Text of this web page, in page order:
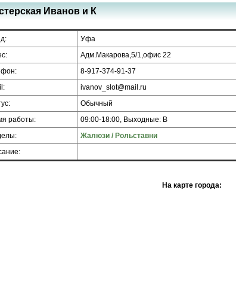
Иванов и К
Уфа
Адм.Макарова,5/1,офис 22
8-917-374-91-37
ivanov_slot@mail.ru
Обычный
работы:
09:00-18:00, Выходные: В
Жалюзи / Рольставни
На карте города: